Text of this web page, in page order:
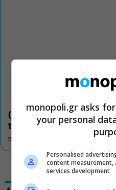
Οι «Τρωάδες» στην Επίδαυρο
τον πολιτισμό
DON'T MISS
monopoli.gr asks
your personal
Personalised
content measurement,
services development